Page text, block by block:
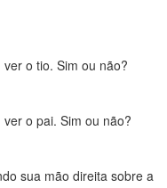
o tio. Sim ou não?
o pai. Sim ou não?
sua mão direita sobre a